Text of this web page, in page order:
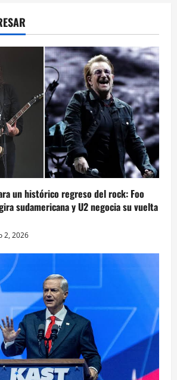
un histórico regreso del rock: Foo
sudamericana y U2 negocia su vuelta
2, 2026